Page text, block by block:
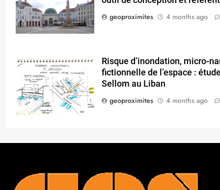
geoproximites
4 months ago
Risque d’inondation, micro-
fictionnelle de l’espace :
Sellom au Liban
geoproximites
4 months ago